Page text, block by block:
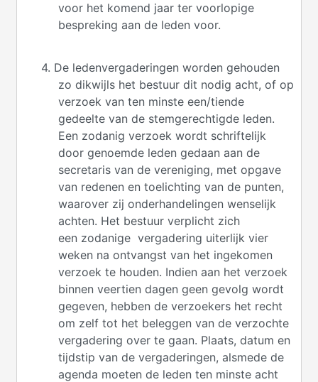
voor het komend jaar ter voorlopige
bespreking aan de leden voor.
4. De ledenvergaderingen worden gehouden
zo dikwijls het bestuur dit nodig acht, of op
verzoek van ten minste een/tiende
gedeelte van de stemgerechtigde leden.
Een zodanig verzoek wordt schriftelijk
door genoemde leden gedaan aan de
secretaris van de vereniging, met opgave
van redenen en toelichting van de punten,
waarover zij onderhandelingen wenselijk
achten. Het bestuur verplicht zich
een zodanige vergadering uiterlijk vier
weken na ontvangst van het ingekomen
verzoek te houden. Indien aan het verzoek
binnen veertien dagen geen gevolg wordt
gegeven, hebben de verzoekers het recht
om zelf tot het beleggen van de verzochte
vergadering over te gaan. Plaats, datum en
tijdstip van de vergaderingen, alsmede de
agenda moeten de leden ten minste acht